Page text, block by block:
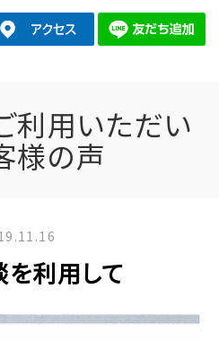
利用いただい
様の声
利用して